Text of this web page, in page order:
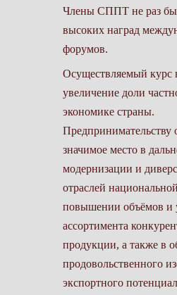
Члены СППТ не раз
высоких наград
форумов.
Осуществляемый курс
увеличение доли
экономике страны.
Предпринимательству
значимое место в
модернизации и
отраслей
повышении объёмов и
ассортимента
продукции, а также в
продовольственного
экспортного